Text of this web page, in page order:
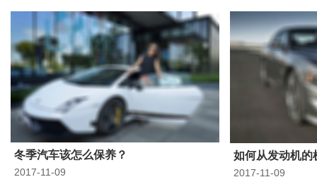
冬季汽车该怎么保养？
2017-11-09 2017-11-09